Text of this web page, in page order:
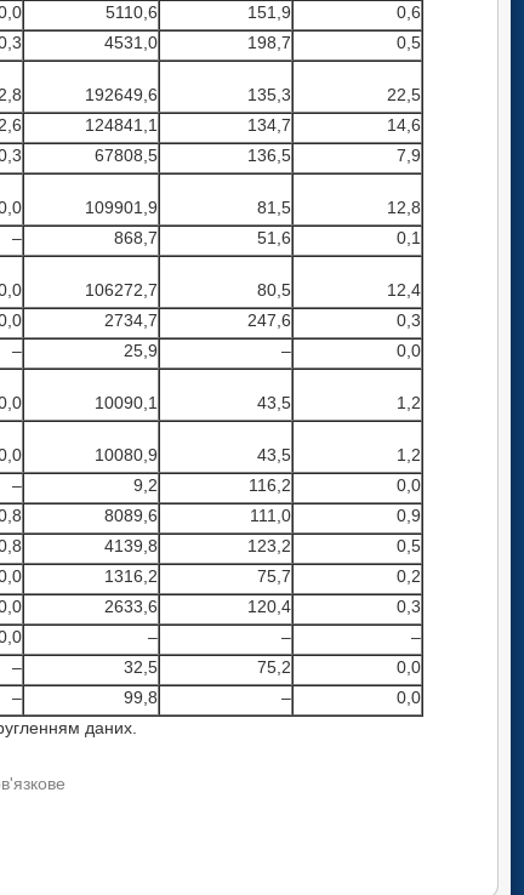
5110,6 151,9
0,6
4531,0 198,7
0,5
2,8 192649,6 135,3
22,5
2,6 124841,1 134,7
14,6
67808,5 136,5
7,9
109901,9 81,5
12,8
– 868,7 51,6
0,1
106272,7 80,5
12,4
2734,7 247,6
0,3
– 25,9 –
0,0
10090,1 43,5
1,2
10080,9 43,5
1,2
– 9,2 116,2
0,0
8089,6 111,0
0,9
4139,8 123,2
0,5
1316,2 75,7
0,2
2633,6 120,4
0,3
– –
–
– 32,5 75,2
0,0
– 99,8 –
0,0
даних.